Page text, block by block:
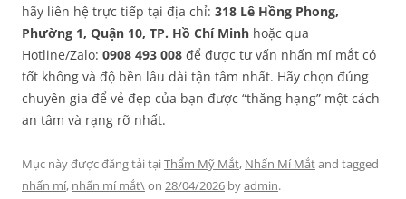
hãy liên hệ trực tiếp tại địa chỉ: 318 Lê Hồng Phong,
Phường 1, Quận 10, TP. Hồ Chí Minh hoặc qua
Hotline/Zalo: 0908 493 008 để được tư vấn nhấn mí mắt có
tốt không và độ bền lâu dài tận tâm nhất. Hãy chọn đúng
chuyên gia để vẻ đẹp của bạn được “thăng hạng” một cách
an tâm và rạng rỡ nhất.
Mục này được đăng tải tạiThẩm Mỹ Mắt, Nhấn Mí Mắtand tagged
nhấn mí, nhấn mí mắt\on 28/04/2026 byadmin.